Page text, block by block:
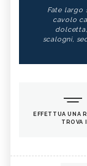
Fate largo
cavolo
scalogni,
EFFETTUA UNA
TROVA